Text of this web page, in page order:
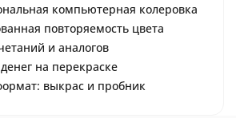
компьютерная колеровка
повторяемость цвета
и аналогов
на перекраске
выкрас и пробник